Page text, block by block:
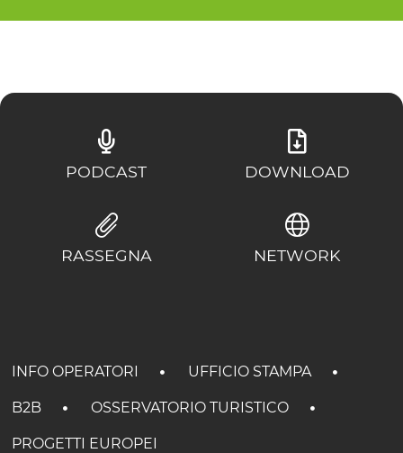
PODCAST DOWNLOAD
RASSEGNA NETWORK
INFO OPERATORI UFFICIO STAMPA
B2B OSSERVATORIO TURISTICO
PROGETTI EUROPEI